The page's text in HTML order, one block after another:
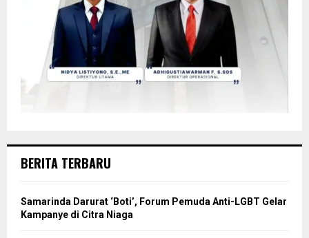
BERITA TERBARU
Samarinda Darurat ‘Boti’, Forum Pemuda Anti-LGBT Gelar
Kampanye di Citra Niaga